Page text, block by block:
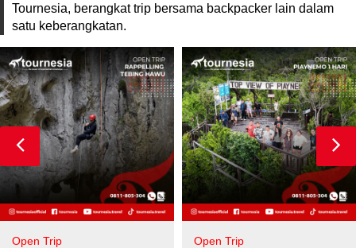
Tournesia, berangkat trip bersama backpacker lain dalam
satu keberangkatan.
Open Trip Open Trip